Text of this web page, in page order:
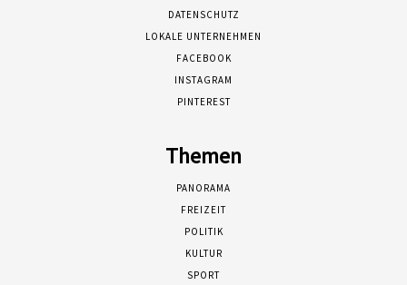
DATENSCHUTZ
LOKALE UNTERNEHMEN
FACEBOOK
INSTAGRAM
PINTEREST
Themen
PANORAMA
FREIZEIT
POLITIK
KULTUR
SPORT